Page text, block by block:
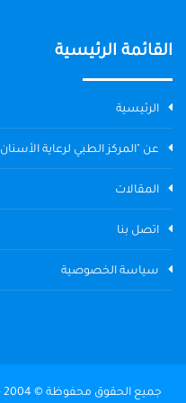
القائمة الرئيسية
الرئيسية
عن "المركز الطبي لرعاية الأسنان"
المقالات
اتصل بنا
سياسة الخصوصية